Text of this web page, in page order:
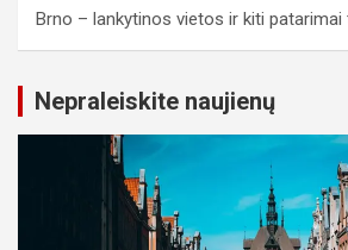
Brno – lankytinos vietos ir kiti
Nepraleiskite naujienų